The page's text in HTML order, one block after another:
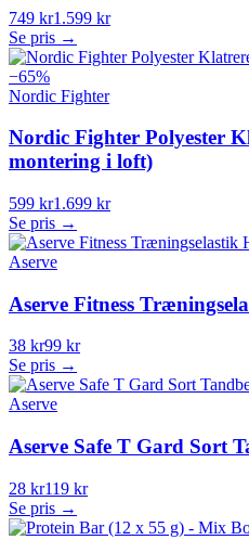
749 kr1.599 kr
Se pris →
−65%
Nordic Fighter
Nordic Fighter Polyester
montering i loft)
599 kr1.699 kr
Se pris →
Aserve
Aserve Fitness
38 kr99 kr
Se pris →
Aserve
Aserve Safe T Gard Sort
28 kr119 kr
Se pris →